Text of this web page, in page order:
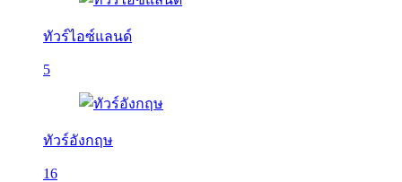
ทัวร์ไอซ์แลนด์
5
ทัวร์อังกฤษ
16